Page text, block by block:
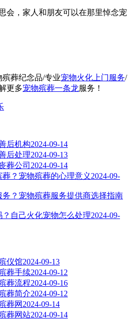
会，家人和朋友可以在那里悼念宠
葬纪念品/专业宠物火化上门服务/
更多宠物殡葬一条龙服务！
后机构2024-09-14
后处理2024-09-13
葬公司 2024-09-14
？宠物殡葬的心理意义 2024-09-
？宠物殡葬服务提供商选择指南
自己火化宠物怎么处理2024-09-
仪馆2024-09-13
葬手续2024-09-12
葬流程2024-09-16
葬简介2024-09-12
葬网 2024-09-14
葬网站2024-09-14